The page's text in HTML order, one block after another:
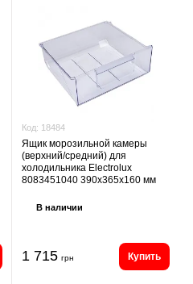
Код: 18484
Ящик морозильной камеры
(верхний/средний) для
холодильника Electrolux
8083451040 390х365х160 мм
В наличии
1 715 грн Купить